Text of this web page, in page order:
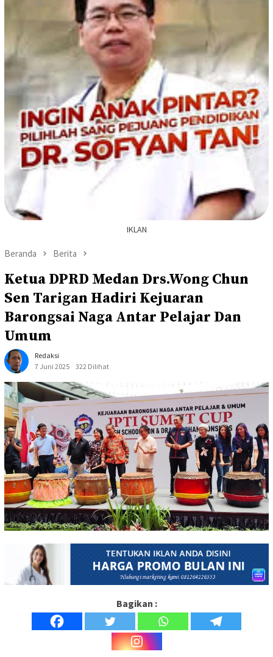
IKLAN
Beranda Berita
Ketua DPRD Medan Drs.Wong Chun
Sen Tarigan Hadiri Kejuaran
Barongsai Naga Antar Pelajar Dan
Umum
Redaksi
7 Juni 2025
322 Dilihat
Bagikan :